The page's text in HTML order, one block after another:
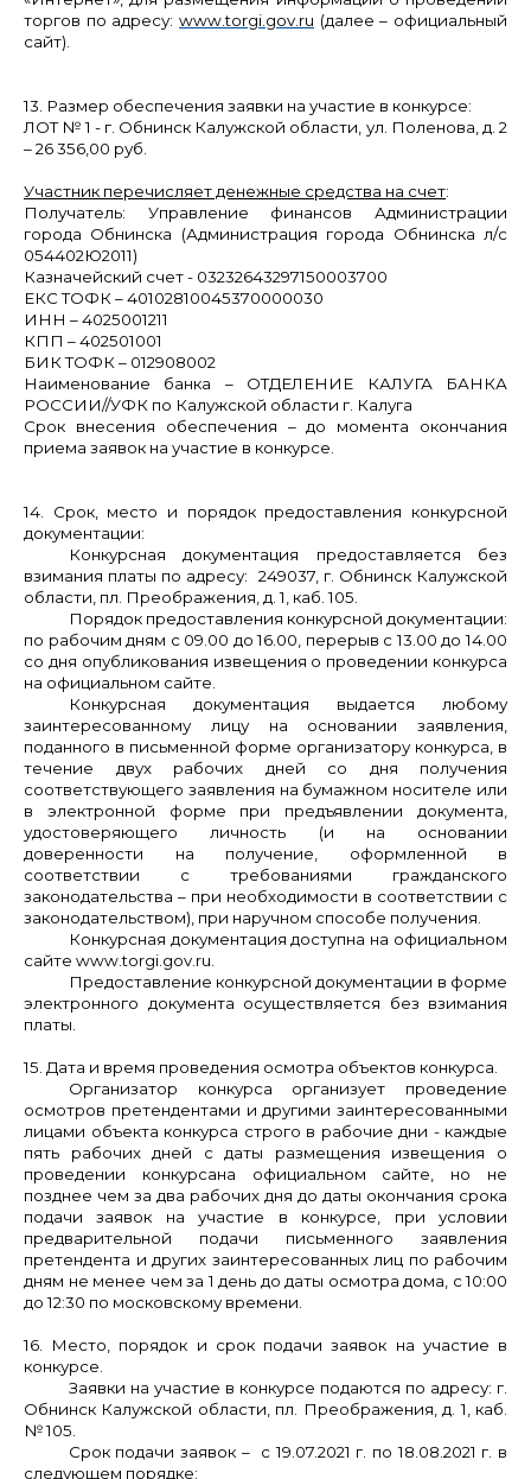
торгов по адресу: www.torgi.gov.ru (далее – официальный
сайт).
13. Размер обеспечения заявки на участие в конкурсе:
ЛОТ № 1 - г. Обнинск Калужской области, ул. Поленова, д. 2
– 26 356,00 руб.
Участник перечисляет денежные средства на счет:
Получатель: Управление финансов Администрации
города Обнинска (Администрация города Обнинска л/с
054402Ю2011)
Казначейский счет - 03232643297150003700
ЕКС ТОФК – 40102810045370000030
ИНН – 4025001211
КПП – 402501001
БИК ТОФК – 012908002
Наименование банка – ОТДЕЛЕНИЕ КАЛУГА БАНКА
РОССИИ//УФК по Калужской области г. Калуга
Срок внесения обеспечения – до момента окончания
приема заявок на участие в конкурсе.
14. Срок, место и порядок предоставления конкурсной
документации:
Конкурсная документация предоставляется без
взимания платы по адресу: 249037, г. Обнинск Калужской
области, пл. Преображения, д. 1, каб. 105.
Порядок предоставления конкурсной документации:
по рабочим дням с 09.00 до 16.00, перерыв с 13.00 до 14.00
со дня опубликования извещения о проведении конкурса
на официальном сайте.
Конкурсная документация выдается любому
заинтересованному лицу на основании заявления,
поданного в письменной форме организатору конкурса, в
течение двух рабочих дней со дня получения
соответствующего заявления на бумажном носителе или
в электронной форме при предъявлении документа,
удостоверяющего личность (и на основании
доверенности на получение, оформленной в
соответствии с требованиями гражданского
законодательства – при необходимости в соответствии с
законодательством), при наручном способе получения.
Конкурсная документация доступна на официальном
сайте www.torgi.gov.ru.
Предоставление конкурсной документации в форме
электронного документа осуществляется без взимания
платы.
15. Дата и время проведения осмотра объектов конкурса.
Организатор конкурса организует проведение
осмотров претендентами и другими заинтересованными
лицами объекта конкурса строго в рабочие дни - каждые
пять рабочих дней с даты размещения извещения о
проведении конкурсана официальном сайте, но не
позднее чем за два рабочих дня до даты окончания срока
подачи заявок на участие в конкурсе, при условии
предварительной подачи письменного заявления
претендента и других заинтересованных лиц по рабочим
дням не менее чем за 1 день до даты осмотра дома, с 10:00
до 12:30 по московскому времени.
16. Место, порядок и срок подачи заявок на участие в
конкурсе.
Заявки на участие в конкурсе подаются по адресу: г.
Обнинск Калужской области, пл. Преображения, д. 1, каб.
№ 105.
Срок подачи заявок – с 19.07.2021 г. по 18.08.2021 г. в
следующем порядке: